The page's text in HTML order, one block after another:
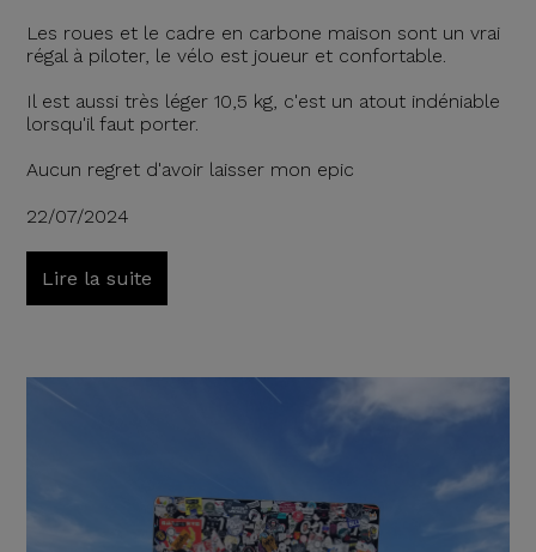
Les roues et le cadre en carbone maison sont un vrai
régal à piloter, le vélo est joueur et confortable.
Il est aussi très léger 10,5 kg, c'est un atout indéniable
lorsqu'il faut porter.
Aucun regret d'avoir laisser mon epic
22/07/2024
Lire la suite